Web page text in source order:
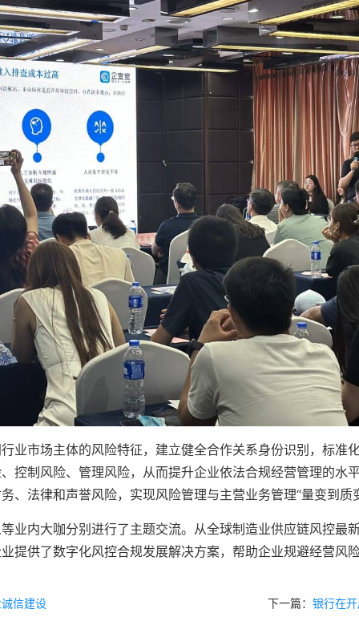
业市场主体的风险特征，建立健全合作关系身份识别，标准
控制风险、管理风险，从而提升企业依法合规经营管理的水
、法律和声誉风险，实现风险管理与主营业务管理“量变到质
业内大咖分别进行了主题交流。从全球制造业供应链风控最
提供了数字化风控合规发展解决方案，帮助企业规避经营风
信建设 下一篇： 银行在